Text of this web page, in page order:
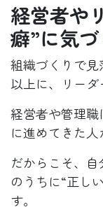
経営者や
癖”に気
組織づくりで
以上に、リーダ
経営者や管理
に進めてきた人
だからこそ、
のうちに“正し
す。